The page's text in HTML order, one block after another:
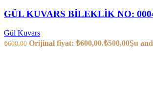
GÜL KUVARS BİLEKLİK NO:
Gül Kuvars
₺600,00 Orijinal fiyat: ₺600,00.₺500,00Şu